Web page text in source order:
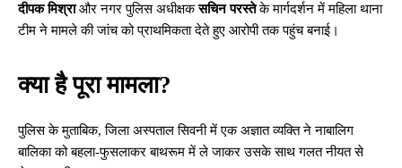
दीपक मिश्राऔर नगर पुलिस अधीक्षकसचिन परस्तेके मार्गदर्शन में महिला थाना
टीम ने मामले की जांच को प्राथमिकता देते हुए आरोपी तक पहुंच बनाई।
क्या है पूरा मामला?
पुलिस के मुताबिक, जिला अस्पताल सिवनी में एक अज्ञात व्यक्ति ने नाबालिग
बालिका को बहला-फुसलाकर बाथरूम में ले जाकर उसके साथ गलत नीयत से